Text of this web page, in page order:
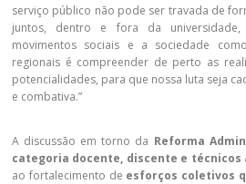
serviço público não pode ser travada de
juntos, dentro e fora da
movimentos sociais e a sociedade
regionais é compreender de perto as
potencialidades, para que nossa luta seja
e combativa.”
A discussão em torno da Reforma
categoria docente, discente e
ao fortalecimento de esforços coletivos